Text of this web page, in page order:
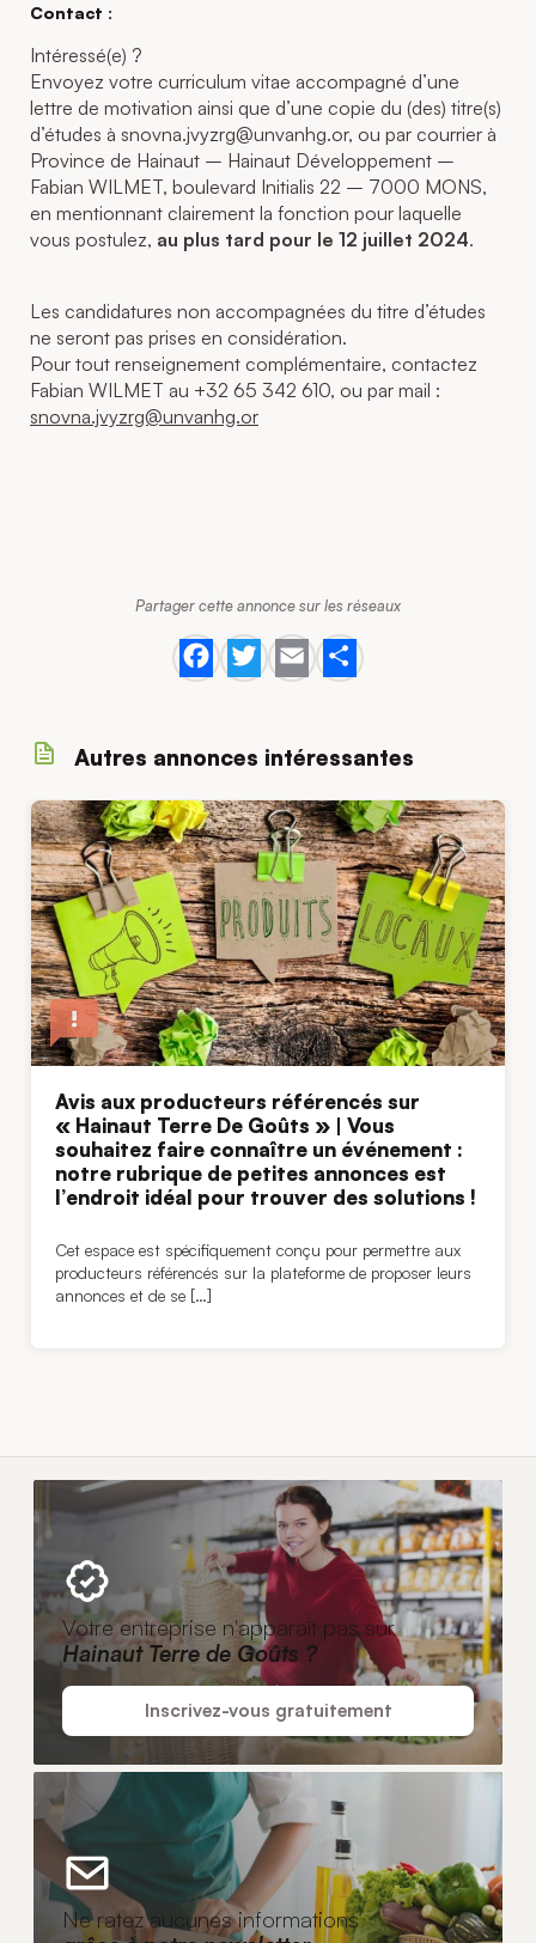
Contact :
Intéressé(e) ?
Envoyez votre curriculum vitae accompagné d’une
lettre de motivation ainsi que d’une copie du (des) titre(s)
d’études à snovna.jvyzrg@unvanhg.or, ou par courrier à
Province de Hainaut – Hainaut Développement –
Fabian WILMET, boulevard Initialis 22 – 7000 MONS,
en mentionnant clairement la fonction pour laquelle
vous postulez, au plus tard pour le 12 juillet 2024.
Les candidatures non accompagnées du titre d’études
ne seront pas prises en considération.
Pour tout renseignement complémentaire, contactez
Fabian WILMET au +32 65 342 610, ou par mail :
snovna.jvyzrg@unvanhg.or
Partager cette annonce sur les réseaux
Facebook
Twitter
EmailShare
Autres annonces intéressantes
Avis aux producteurs référencés sur
« Hainaut Terre De Goûts » | Vous
souhaitez faire connaître un événement :
notre rubrique de petites annonces est
l’endroit idéal pour trouver des solutions !
Cet espace est spécifiquement conçu pour permettre aux
producteurs référencés sur la plateforme de proposer leurs
annonces et de se […]
Votre entreprise n'apparaît pas sur
Hainaut Terre de Goûts ?
Inscrivez-vous gratuitement
Ne ratez aucunes informations